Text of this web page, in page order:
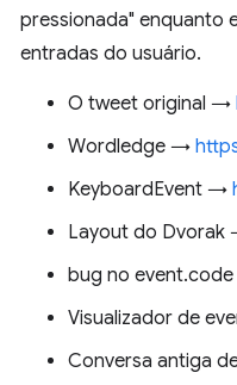
pressionada" enquanto
entradas do usuário.
O tweet original →
Wordledge →
KeyboardEvent →
Layout do Dvorak
bug no
Visualizador de
Conversa antiga